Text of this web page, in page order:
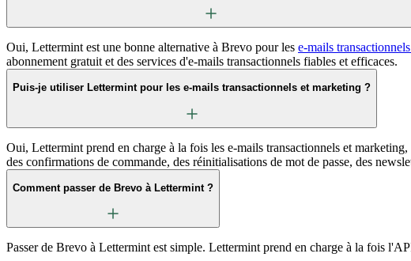
Oui, Lettermint est une bonne alternative à Brevo pour les e-mails transactionnels
abonnement gratuit et des services d'e-mails transactionnels fiables et efficaces.
Puis-je utiliser Lettermint pour les e-mails transactionnels et marketing ?
Oui, Lettermint prend en charge à la fois les e-mails transactionnels et
des confirmations de commande, des réinitialisations de mot de passe, des
Comment passer de Brevo à Lettermint ?
Passer de Brevo à Lettermint est simple. Lettermint prend en charge à la fois